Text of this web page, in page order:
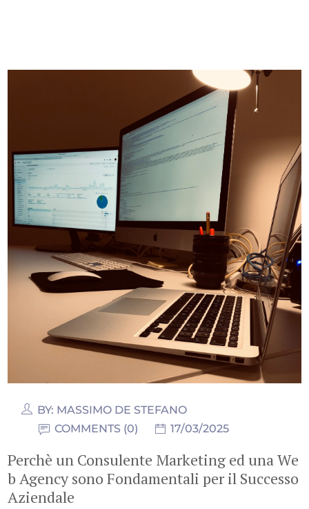
BY: MASSIMO DE STEFANO
COMMENTS (0)
17/03/2025
Perchè un Consulente Marketing ed una We
b Agency sono Fondamentali per il Successo
Aziendale